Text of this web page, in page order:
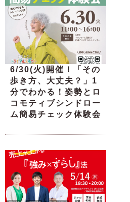
6/30(火)開催！「その
歩き方、大丈夫？」1
分でわかる！姿勢とロ
コモティブシンドロー
ム簡易チェック体験会